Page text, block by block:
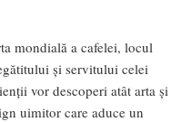
mondială a cafelei, locul
și servitului celei
vor descoperi atât arta și
uimitor care aduce un